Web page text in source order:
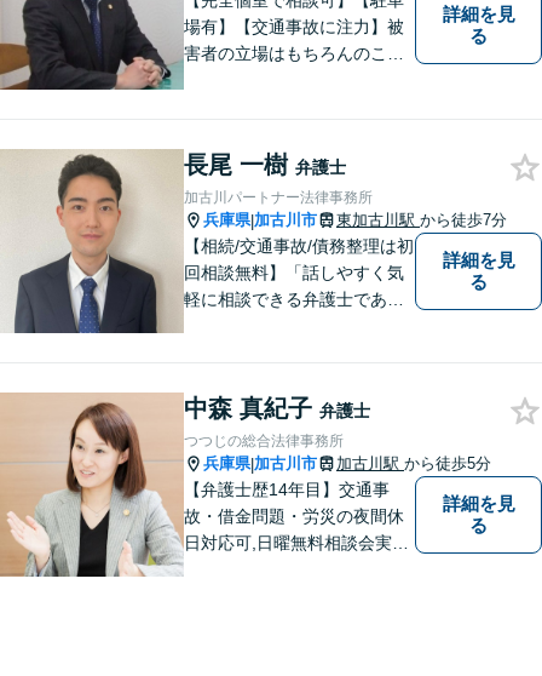
場有】【交通事故に注力】被
害者の立場はもちろんのこ
する知識を研鑽して参りまし
た。依頼者様の立場に立って
親身に対応いたしますので、
ご相談ください。
詳細を見
る
長尾 一樹 弁護士
加古川パートナー法律事務所
兵庫県|加古川市 東加古川駅 から徒歩7分
【相続/交通事故/債務整理は初
回相談無料】「話しやすく気
軽に相談できる弁護士である
歩7分】
詳細を見
る
中森 真紀子 弁護士
つつじの総合法律事務所
兵庫県|加古川市 加古川駅 から徒歩5分
【弁護士歴14年目】交通事
故・借金問題・労災の夜間休
日対応可,日曜無料相談会実施
詳細を見
る